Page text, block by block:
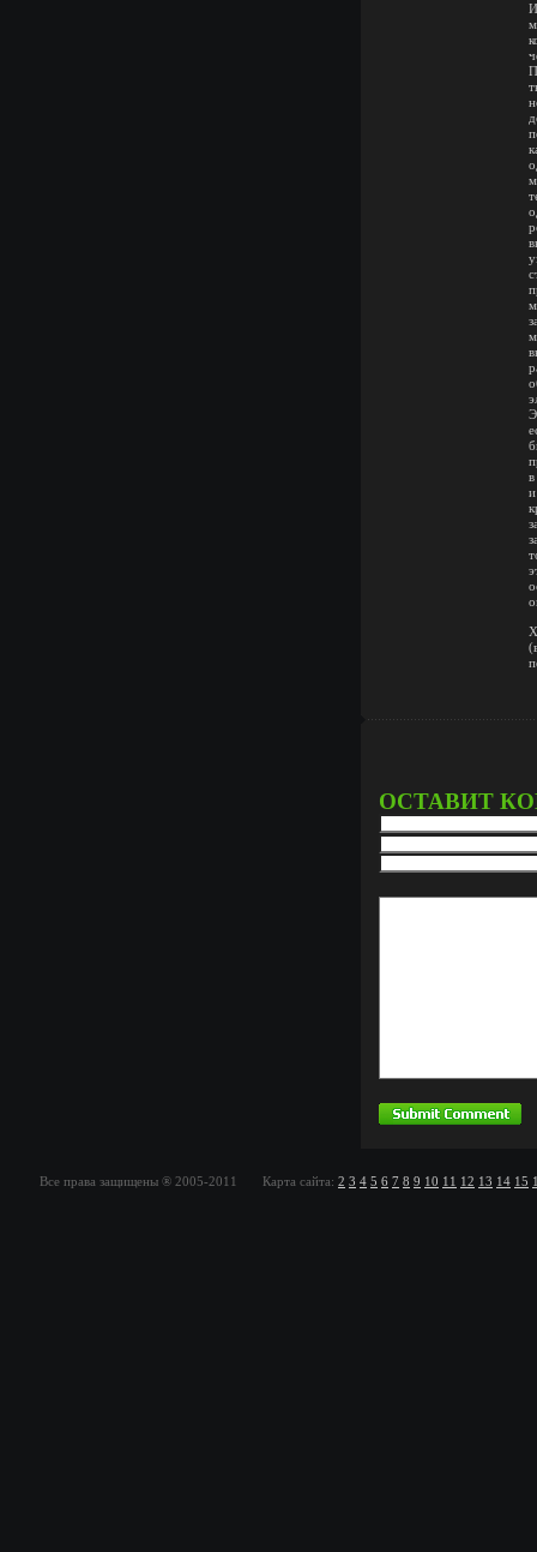
ОСТАВИТ
Все права защищены ® 2005-2011 Карта сайта: 2 3 4 5 6 7 8 9 10 11 12 13 14 15